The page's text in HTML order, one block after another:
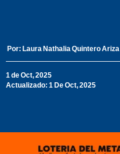
Por: Laura Nathalia Quintero Ariza
1 de Oct, 2025
Actualizado: 1 De Oct, 2025